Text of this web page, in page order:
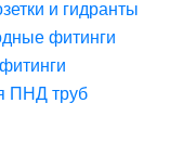
и гидранты
фитинги
ПНД труб